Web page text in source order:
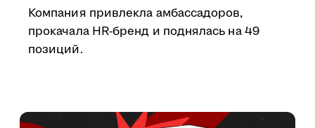
Компания привлекла амбассадоров,
прокачала HR-бренд и поднялась на 49
позиций.